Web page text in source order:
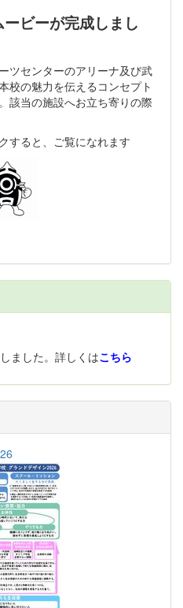
ビーが完成しまし
ツセンターのアリーナ及び武
校の魅力を伝えるコンセプト
該当の施設へお立ち寄りの際
すると、ご覧になれます
ました。詳しくはこちら